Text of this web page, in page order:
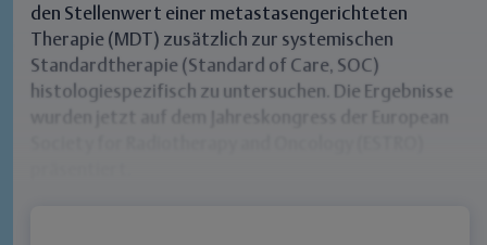
den Stellenwert einer metastasengerichteten
Therapie (MDT) zusätzlich zur systemischen
Standardtherapie (Standard of Care, SOC)
histologiespezifisch zu untersuchen. Die Ergebnisse